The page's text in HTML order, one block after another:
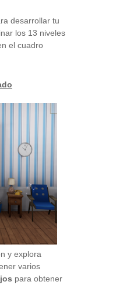
desarrollar tu
los 13 niveles
el cuadro
y explora
varios
para obtener